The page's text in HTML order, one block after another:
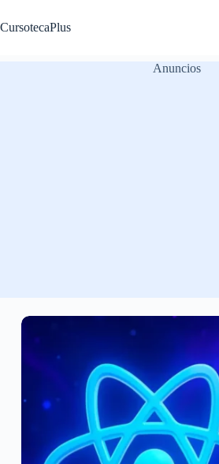
al
contenido
CursotecaPlus
Anuncios